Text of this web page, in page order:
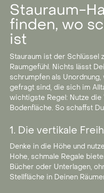
Stauraum-
finden, wo
ist
Stauraum ist der Schlüssel
Raumgefühl. Nichts lässt
schrumpfen als
gefragt sind, die sich im
wichtigste Regel: Nutze
Bodenfläche. So schaffst
1. Die vertikale
Denke in die Höhe und
Hohe, schmale Regale
Bücher oder Unterlagen,
Stellfläche in Deinen